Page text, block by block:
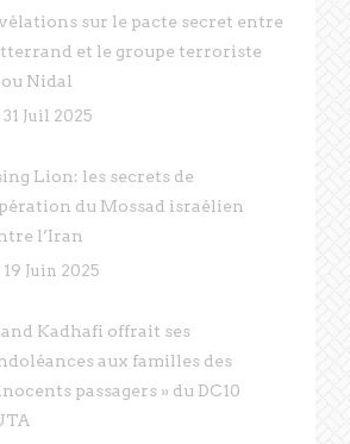
sur le pacte secret entre
et le groupe terroriste
Nidal
31 Juil 2025
Lion: les secrets de
du Mossad israélien
l’Iran
19 Juin 2025
Kadhafi offrait ses
aux familles des
passagers » du DC10